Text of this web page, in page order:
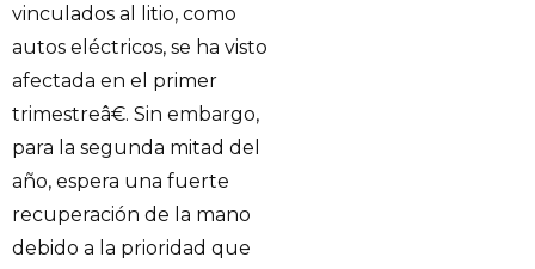
vinculados al litio, como
autos eléctricos, se ha visto
afectada en el primer
trimestreâ€. Sin embargo,
para la segunda mitad del
año, espera una fuerte
recuperación de la mano
debido a la prioridad que